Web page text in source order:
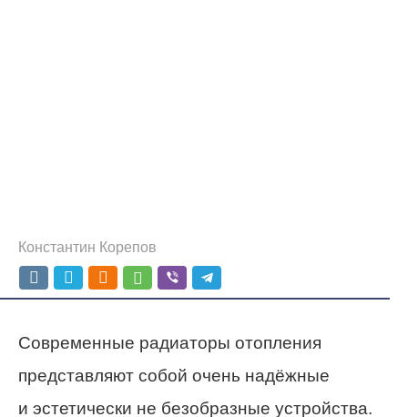
Константин Корепов
Современные радиаторы отопления
представляют собой очень надёжные
и эстетически не безобразные устройства.